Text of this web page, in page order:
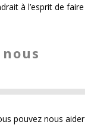
à l’esprit de faire
pouvez nous aider